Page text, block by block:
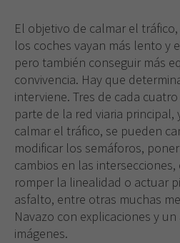
El objetivo de calmar el
los coches vayan más lento y
pero también conseguir más
convivencia. Hay que
interviene. Tres de cada
parte de la red viaria principal,
calmar el tráfico, se pueden
modificar los semáforos,
cambios en las
romper la linealidad o actuar
asfalto, entre otras muchas
Navazo con explicaciones y
imágenes.